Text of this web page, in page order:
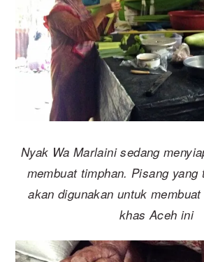
Nyak Wa Marlaini sedang
membuat timphan. Pisang yang
akan digunakan untuk
khas Aceh ini